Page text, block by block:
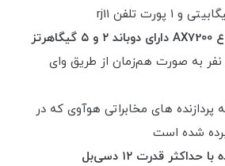
قابلیت اتصال تا ۱۲۸ نفر به صورت هم‌زمان از طریق وای
های مخابراتی هوآوی که در
قدرت ۱۲ دسی‌بل